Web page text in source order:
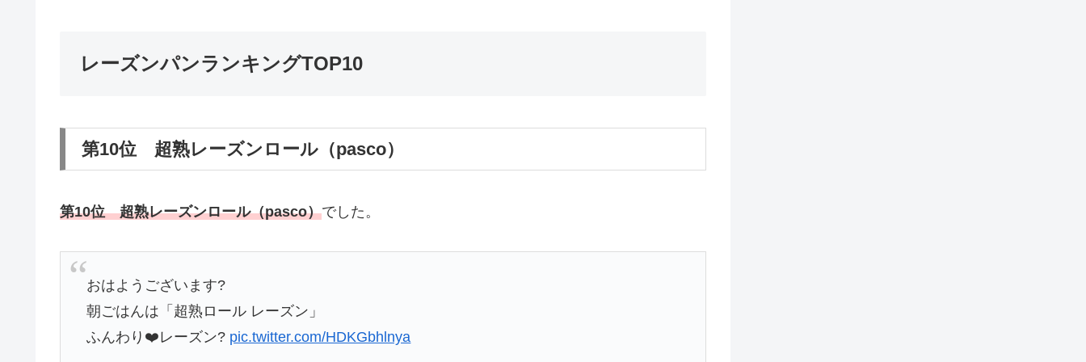
レーズンパンランキングTOP10
第10位 超熟レーズンロール（pasco）
第10位 超熟レーズンロール（pasco）でした。
おはようございます?
朝ごはんは「超熟ロール レーズン」
ふんわり❤️レーズン? pic.twitter.com/HDKGbhlnya